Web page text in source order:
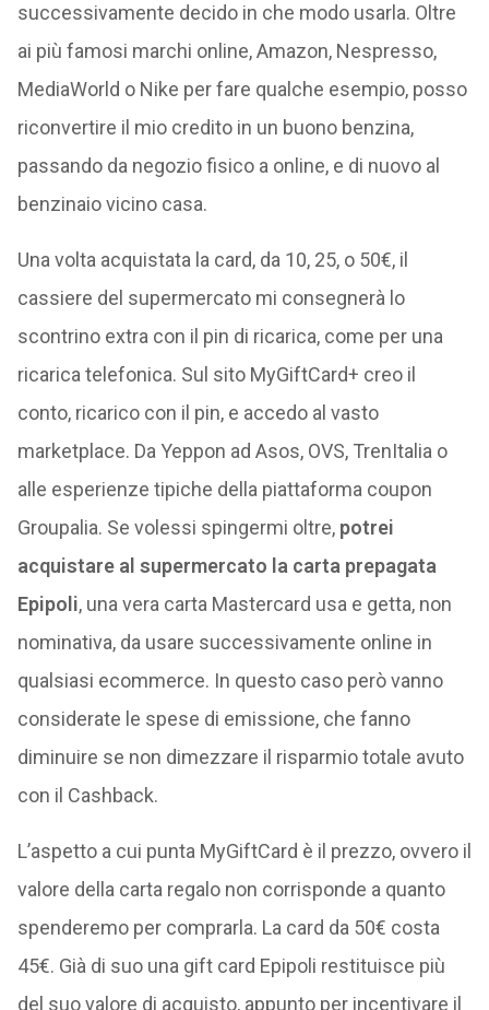
successivamente decido in che modo usarla. Oltre
ai più famosi marchi online, Amazon, Nespresso,
MediaWorld o Nike per fare qualche esempio, posso
riconvertire il mio credito in un buono benzina,
passando da negozio fisico a online, e di nuovo al
benzinaio vicino casa.
Una volta acquistata la card, da 10, 25, o 50€, il
cassiere del supermercato mi consegnerà lo
scontrino extra con il pin di ricarica, come per una
ricarica telefonica. Sul sito MyGiftCard+ creo il
conto, ricarico con il pin, e accedo al vasto
marketplace. Da Yeppon ad Asos, OVS, TrenItalia o
alle esperienze tipiche della piattaforma coupon
Groupalia. Se volessi spingermi oltre, potrei
acquistare al supermercato la carta prepagata
Epipoli, una vera carta Mastercard usa e getta, non
nominativa, da usare successivamente online in
qualsiasi ecommerce. In questo caso però vanno
considerate le spese di emissione, che fanno
diminuire se non dimezzare il risparmio totale avuto
con il Cashback.
L’aspetto a cui punta MyGiftCard è il prezzo, ovvero il
valore della carta regalo non corrisponde a quanto
spenderemo per comprarla. La card da 50€ costa
45€. Già di suo una gift card Epipoli restituisce più
del suo valore di acquisto, appunto per incentivare il